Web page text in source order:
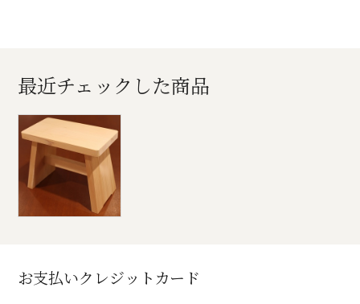
最近チェックした商品
お支払いクレジットカード